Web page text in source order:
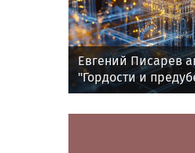
Евгений Писарев
"Гордости и